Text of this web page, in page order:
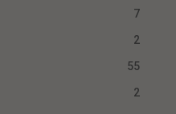
7
2
55
2